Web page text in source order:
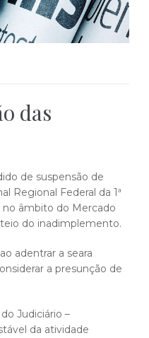
das
de suspensão de
Regional Federal da 1ª
no âmbito do Mercado
do inadimplemento.
adentrar a seara
a presunção de
Judiciário –
da atividade